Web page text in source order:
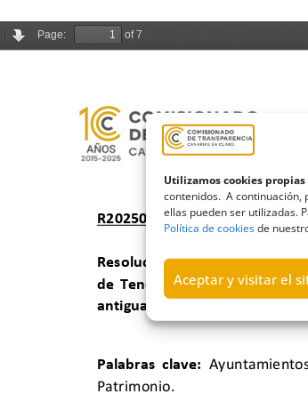
Utilizamos cookies
contenidos. A continuación,
ellas pueden ser utilizadas.
Política de cookiesde
Aceptar y visitar el